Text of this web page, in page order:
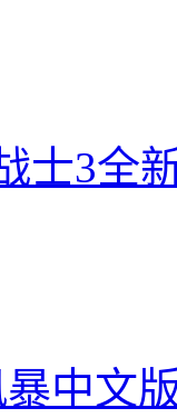
士3全
中文